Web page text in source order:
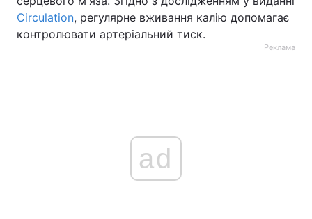
Circulation, регулярне вживання калію допомагає
контролювати артеріальний тиск.
Реклама
ad